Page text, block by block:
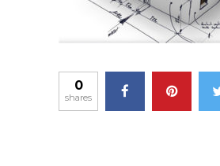
0
shares